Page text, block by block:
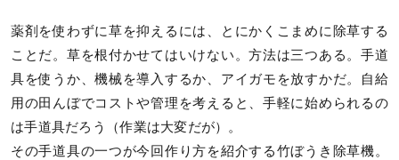
薬剤を使わずに草を抑えるには、とにかくこまめに除草する
ことだ。草を根付かせてはいけない。方法は三つある。手道
具を使うか、機械を導入するか、アイガモを放すかだ。自給
用の田んぼでコストや管理を考えると、手軽に始められるの
は手道具だろう（作業は大変だが）。
その手道具の一つが今回作り方を紹介する竹ぼうき除草機。